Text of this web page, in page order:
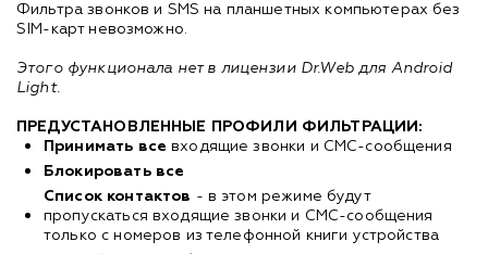
Фильтра звонков и SMS на планшетных компьютерах без
SIM-карт невозможно.
Этого функционала нет в лицензии Dr.Web для Android
Light.
ПРЕДУСТАНОВЛЕННЫЕ ПРОФИЛИ ФИЛЬТРАЦИИ:
Принимать все входящие звонки и СМС-сообщения
Блокировать все
Список контактов - в этом режиме будут
пропускаться входящие звонки и СМС-сообщения
только с номеров из телефонной книги устройства